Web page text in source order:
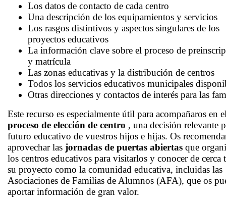
Los datos de contacto de cada centro
Una descripción de los equipamientos y servicios
Los rasgos distintivos y aspectos singulares de los
proyectos educativos
La información clave sobre el proceso de
y matrícula
Las zonas educativas y la distribución de centros
Todos los servicios educativos municipales
Otras direcciones y contactos de interés para las
Este recurso es especialmente útil para acompañaros en
proceso de elección de centro , una decisión relevante
futuro educativo de vuestros hijos e hijas. Os
aprovechar las jornadas de puertas abiertas que
los centros educativos para visitarlos y conocer de cerca
su proyecto como la comunidad educativa, incluidas las
Asociaciones de Familias de Alumnos (AFA), que os
aportar información de gran valor.